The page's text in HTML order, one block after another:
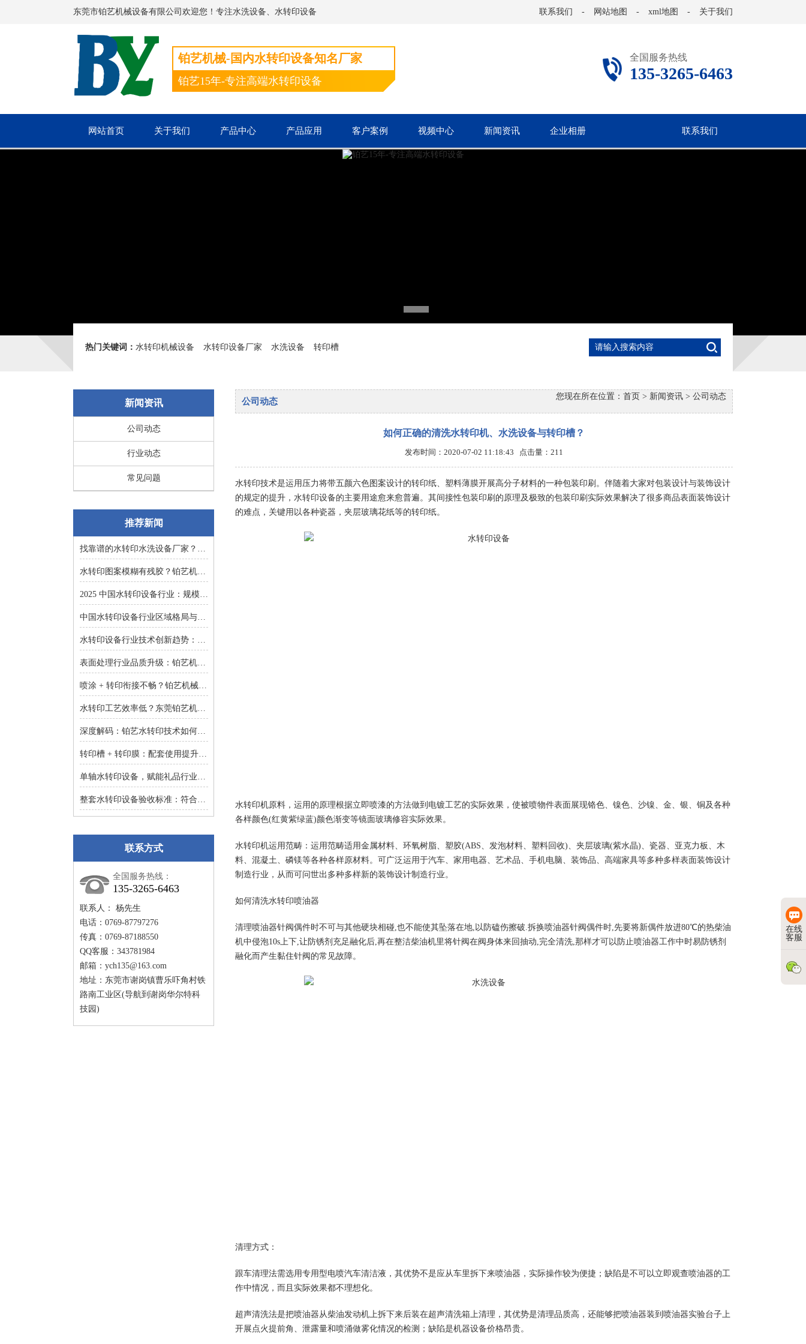
东莞市铂艺机械设备有限公司欢迎您！专注水洗设备、水转印设备 联系我们 - 网站地图 - xml地图 - 关于我们
铂艺机械-国内水转印设备知名厂家
铂艺15年-专注高端水转印设备
全国服务热线
135-3265-6463
网站首页 关于我们 产品中心 产品应用 客户案例 视频中心 新闻资讯 企业相册 联系我们
热门关键词： 水转印机械设备 水转印设备厂家 水洗设备 转印槽
新闻资讯
公司动态
行业动态
常见问题
推荐新闻
找靠谱的水转印水洗设备厂家？东莞铂艺机械提供一对一非标定制
水转印图案模糊有残胶？铂艺机械自动化水洗设备一键解决难题
2025 中国水转印设备行业：规模扩张、结构优化与增长逻辑深度解析
中国水转印设备行业区域格局与投资机会：集群效应与增量市场的双重红利
水转印设备行业技术创新趋势：智能化、环保化与精密化的突围之路
表面处理行业品质升级：铂艺机械水转印设备重塑装饰工艺新标准
喷涂 + 转印衔接不畅？铂艺机械：自动喷涂生产线 + 水转印设备，实现全流程自动化
水转印工艺效率低？东莞铂艺机械：整套水转印设备，适配多场景生产需求
深度解码：铂艺水转印技术如何重新定义曲面包装价值链
转印槽 + 转印膜：配套使用提升实验成功率-铂艺机械设备有限公司
单轴水转印设备，赋能礼品行业小批量定制：高效、省心、低成本-铂艺机械设备有限公司
整套水转印设备验收标准：符合行业质量规范是核心-铂艺机械设备有限公司
联系方式
全国服务热线：
135-3265-6463
联系人： 杨先生
电话：0769-87797276
传真：0769-87188550
QQ客服：343781984
邮箱： ych135@163.com
地址：东莞市谢岗镇曹乐吓角村铁
路南工业区(导航到谢岗华尔特科
技园)
您现在所在位置： 首页 > 新闻资讯 > 公司动态
公司动态
如何正确的清洗水转印机、水洗设备与转印槽？
发布时间：2020-07-02 11:18:43 点击量： 211
水转印技术是运用压力将带五颜六色图案设计的转印纸、塑料薄膜开展高分子材料的一种包装印刷。伴随着大家对包装设计与装饰设计
的规定的提升，水转印设备的主要用途愈来愈普遍。其间接性包装印刷的原理及极致的包装印刷实际效果解决了很多商品表面装饰设计
的难点，关键用以各种瓷器，夹层玻璃花纸等的转印纸。
水转印机原料，运用的原理根据立即喷漆的方法做到电镀工艺的实际效果，使被喷物件表面展现铬色、镍色、沙镍、金、银、铜及各种
各样颜色(红黄紫绿蓝)颜色渐变等镜面玻璃修容实际效果。
水转印机运用范畴：运用范畴适用金属材料、环氧树脂、塑胶(ABS、发泡材料、塑料回收)、夹层玻璃(紫水晶)、瓷器、亚克力板、木
料、混凝土、磷镁等各种各样原材料。可广泛运用于汽车、家用电器、艺术品、手机电脑、装饰品、高端家具等多种多样表面装饰设计
制造行业，从而可问世出多种多样新的装饰设计制造行业。
如何清洗水转印喷油器
清理喷油器针阀偶件时不可与其他硬块相碰,也不能使其坠落在地,以防磕伤擦破.拆换喷油器针阀偶件时,先要将新偶件放进80℃的热柴油
机中侵泡10s上下,让防锈剂充足融化后,再在整洁柴油机里将针阀在阀身体来回抽动,完全清洗,那样才可以防止喷油器工作中时易防锈剂
融化而产生黏住针阀的常见故障。
清理方式：
跟车清理法需选用专用型电喷汽车清洁液，其优势不是应从车里拆下来喷油器，实际操作较为便捷；缺陷是不可以立即观查喷油器的工
作中情况，而且实际效果都不理想化。
超声清洗法是把喷油器从柴油发动机上拆下来后装在超声清洗箱上清理，其优势是清理品质高，还能够把喷油器装到喷油器实验台子上
开展点火提前角、泄露量和喷涌做雾化情况的检测；缺陷是机器设备价格昂贵。
在线
客服